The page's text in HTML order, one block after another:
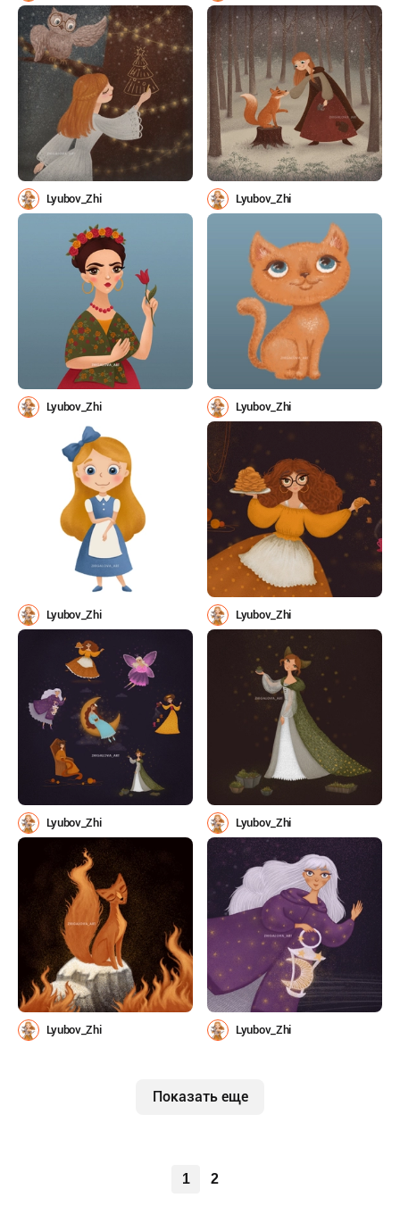
Lyubov_Zhi Lyubov_Zhi
Lyubov_Zhi Lyubov_Zhi
Lyubov_Zhi Lyubov_Zhi
Lyubov_Zhi Lyubov_Zhi
Lyubov_Zhi Lyubov_Zhi
Показать еще
1 2